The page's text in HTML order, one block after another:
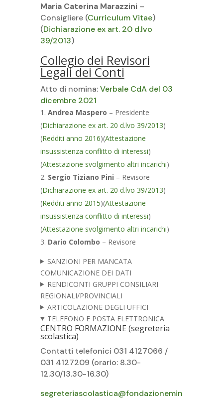
Maria Caterina Marazzini–
Consigliere (Curriculum Vitae)
(Dichiarazione ex art. 20 d.lvo
39/2013)
Collegio dei Revisori
Legali dei Conti
Atto di nomina:Verbale CdA del 03
dicembre 2021
Andrea Maspero – Presidente
(Dichiarazione ex art. 20 d.lvo 39/2013)
(Redditi anno 2016)(Attestazione
insussistenza conflitto di interessi)
(Attestazione svolgimento altri incarichi)
Sergio Tiziano Pini – Revisore
(Dichiarazione ex art. 20 d.lvo 39/2013)
(Redditi anno 2015)(Attestazione
insussistenza conflitto di interessi)
(Attestazione svolgimento altri incarichi)
Dario Colombo – Revisore
SANZIONI PER MANCATA
COMUNICAZIONE DEI DATI
RENDICONTI GRUPPI CONSILIARI
REGIONALI/PROVINCIALI
ARTICOLAZIONE DEGLI UFFICI
TELEFONO E POSTA ELETTRONICA
CENTRO FORMAZIONE (segreteria
scolastica)
Contatti telefonici 031 4127066 /
031 4127209 (orario: 8.30-
12.30/13.30-16.30)
segreteriascolastica@fondazionemin